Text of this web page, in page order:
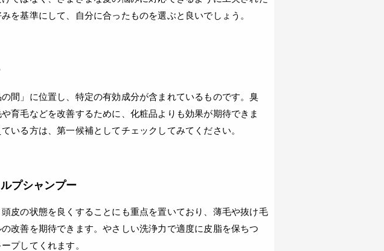
を基準にして、自分に合ったものを選ぶと良いでしょう。
間」に位置し、特定の有効成分が含まれているものです。臭
育毛などを改善するために、化粧品よりも効果が期待できま
いる方は、第一候補としてチェックしてみてください。
プシャンプー
皮の状態を良くすることにも重点を置いており、薄毛や抜け毛
改善を期待できます。やさしい洗浄力で適度に皮脂を保ちつ
プしてくれます。